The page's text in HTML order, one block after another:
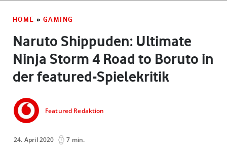
HOME » GAMING
Naruto Shippuden: Ultimate
Ninja Storm 4 Road to Boruto in
der featured-Spielekritik
Featured Redaktion
24. April 2020 7 min.